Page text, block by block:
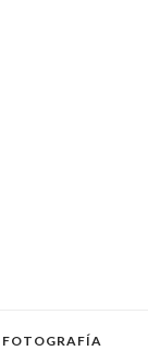
FOTOGRAFÍA